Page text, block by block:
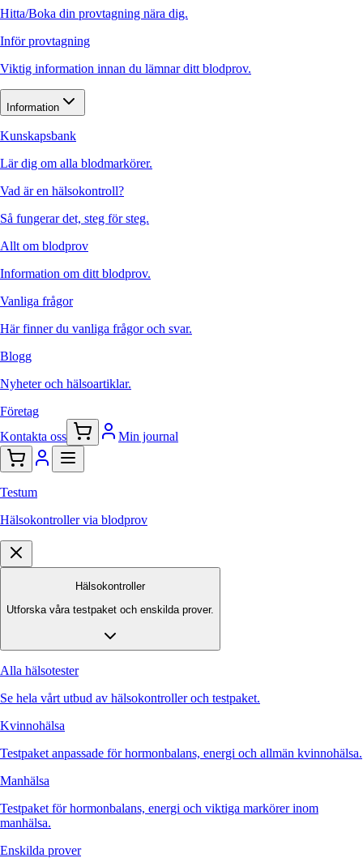
Hitta/Boka din provtagning nära dig.
Inför provtagning
Viktig information innan du lämnar ditt blodprov.
Information
Kunskapsbank
Lär dig om alla blodmarkörer.
Vad är en hälsokontroll?
Så fungerar det, steg för steg.
Allt om blodprov
Information om ditt blodprov.
Vanliga frågor
Här finner du vanliga frågor och svar.
Blogg
Nyheter och hälsoartiklar.
Företag
Kontakta oss
Min journal
Testum
Hälsokontroller via blodprov
Hälsokontroller
Utforska våra testpaket och enskilda prover.
Alla hälsotester
Se hela vårt utbud av hälsokontroller och testpaket.
Kvinnohälsa
Testpaket anpassade för hormonbalans, energi och allmän kvinnohälsa.
Manhälsa
Testpaket för hormonbalans, energi och viktiga markörer inom
manhälsa.
Enskilda prover